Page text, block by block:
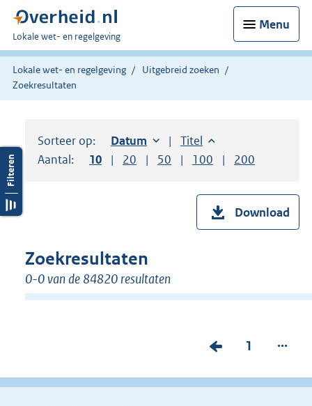
Menu
U
bent
hier:
Lokale wet- en regelgeving
Lokale wet- en regelgeving
Uitgebreid zoeken
Zoekresultaten
Sorteer op: Sorteer op:
Datum oplopendSorteer op:
Titel oplopend
Aantal:
Toon
10 resultaten per pagina
Toon
20 resultaten per pagina
Toon
50 resultaten per pagina
Toon
100 resultaten per
Toon
200
Download
Zoekresultaten
0-0 van de 84820 resultaten
V
r
P
g
1 ...